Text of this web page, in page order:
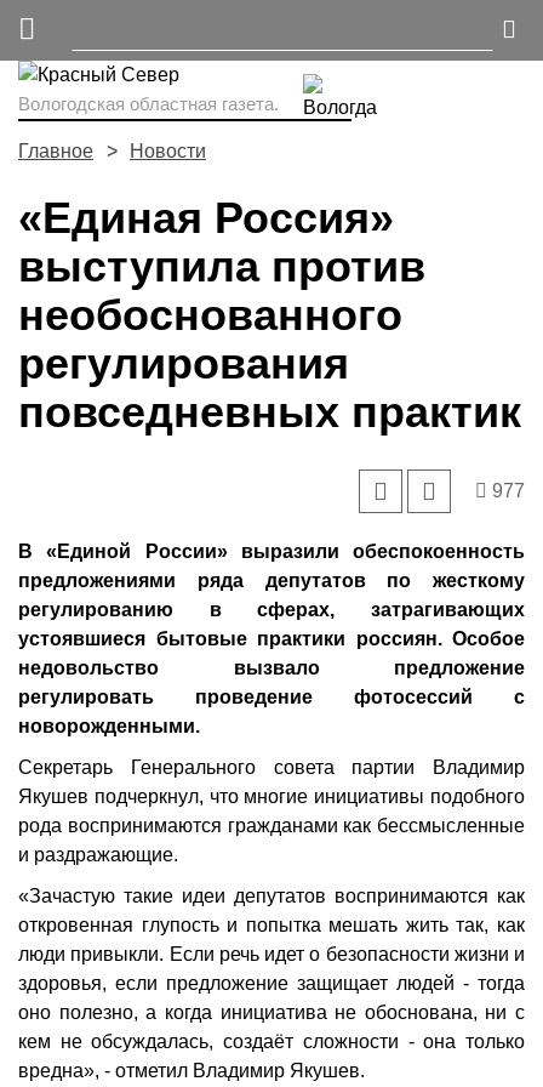
Вологодская областная газета.
Главное Новости
«Единая Россия»
выступила против
необоснованного
регулирования
повседневных практик
977
В «Единой России» выразили обеспокоенность
предложениями ряда депутатов по жесткому
регулированию в сферах, затрагивающих
устоявшиеся бытовые практики россиян. Особое
недовольство вызвало предложение
регулировать проведение фотосессий с
новорожденными.
Секретарь Генерального совета партии Владимир
Якушев подчеркнул, что многие инициативы подобного
рода воспринимаются гражданами как бессмысленные
и раздражающие.
«Зачастую такие идеи депутатов воспринимаются как
откровенная глупость и попытка мешать жить так, как
люди привыкли. Если речь идет о безопасности жизни и
здоровья, если предложение защищает людей - тогда
оно полезно, а когда инициатива не обоснована, ни с
кем не обсуждалась, создаёт сложности - она только
вредна», - отметил Владимир Якушев.